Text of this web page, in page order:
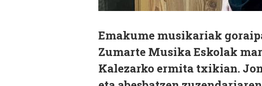
Emakume musikariak
Zumarte Musika Eskolak
Kalezarko ermita txikian.